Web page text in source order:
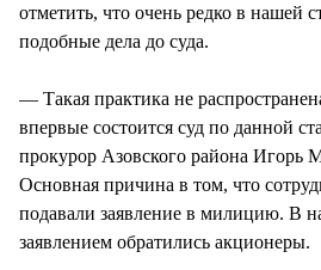
отметить, что очень редко в нашей
подобные дела до суда.
— Такая практика не
впервые состоится суд по данной
прокурор Азовского района
Основная причина в том, что
подавали заявление в милицию. В
заявлением обратились акционеры.